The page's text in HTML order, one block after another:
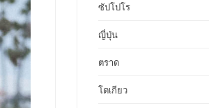
ซัปโปโร
ญี่ปุ่น
ตราด
โตเกียว